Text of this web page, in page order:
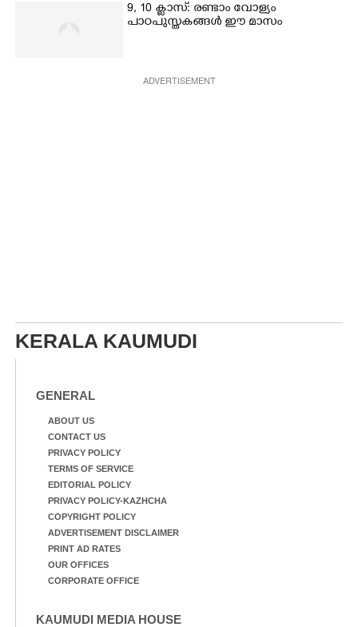
9, 10 ക്ലാസ്: രണ്ടാം വോള്യം
പാഠപുസ്തകങ്ങൾ ഈ മാസം
ADVERTISEMENT
KERALA KAUMUDI
GENERAL
ABOUT US
CONTACT US
PRIVACY POLICY
TERMS OF SERVICE
EDITORIAL POLICY
PRIVACY POLICY-KAZHCHA
COPYRIGHT POLICY
ADVERTISEMENT DISCLAIMER
PRINT AD RATES
OUR OFFICES
CORPORATE OFFICE
KAUMUDI MEDIA HOUSE